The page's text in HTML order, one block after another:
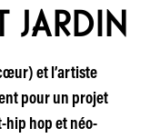
JARDIN
et l’artiste
pour un projet
hip hop et néo-